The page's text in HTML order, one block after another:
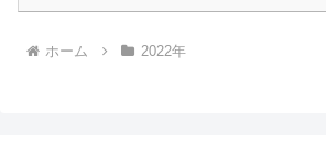
ホーム 2022年